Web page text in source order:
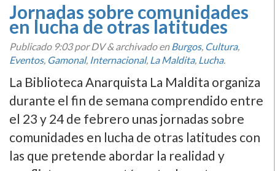
Jornadas sobre comunidades
en lucha de otras latitudes
Publicado 9:03por DV&archivado enBurgos, Cultura,
Eventos, Gamonal, Internacional, La Maldita, Lucha.
La Biblioteca Anarquista La Maldita organiza
durante el fin de semana comprendido entre
el 23 y 24 de febrero unas jornadas sobre
comunidades en lucha de otras latitudes con
las que pretende abordar la realidad y